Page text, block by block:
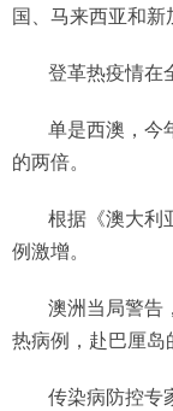
国、马来西亚和新
登革热疫情在
单是西澳，今
的两倍。
根据《澳大利
例激增。
澳洲当局警告
热病例，赴巴厘岛
传染病防控专